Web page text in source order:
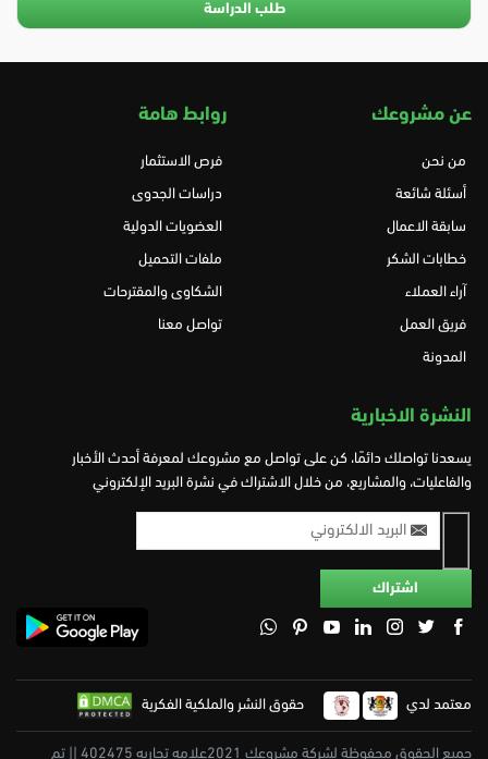
طلب الدراسة
عن مشروعك
من نحن
أسئلة شائعة
سابقة الاعمال
خطابات الشكر
آراء العملاء
فريق العمل
المدونة
روابط هامة
فرص الاستثمار
دراسات الجدوى
العضويات الدولية
ملفات التحميل
الشكاوى والمقترحات
تواصل معنا
النشرة الاخبارية
يسعدنا تواصلك دائمًا، كن على تواصل مع مشروعك لمعرفة أحدث الأخبار
والفاعليات، والمشاريع، من خلال الاشتراك في نشرة البريد الإلكتروني
معتمد لدي حقوق النشر والملكية الفكرية
جميع الحقوق محفوظة لشركة مشروعك 2021علامه تجاريه 402475 || تم